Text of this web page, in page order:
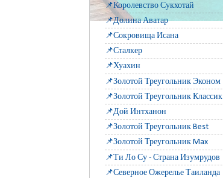
📌Королевство Сукхотай
📌Долина Аватар
📌Сокровища Исана
📌Сталкер
📌Хуахин
📌Золотой Треугольник Эконом
📌Золотой Треугольник Классик
📌Дой Интханон
📌Золотой Треугольник Best
📌Золотой Треугольник Max
📌Ти Ло Су - Страна Изумрудов
📌Северное Ожерелье Таиланда